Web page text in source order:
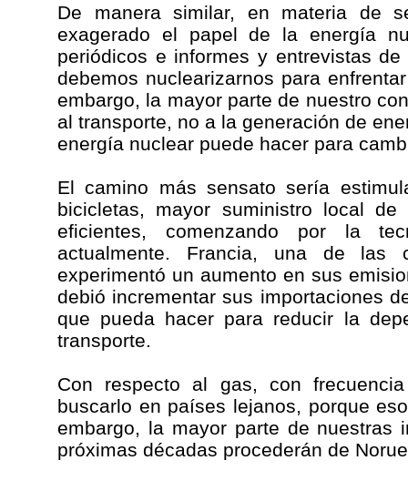
De manera similar, en materia de
exagerado el papel de la energía
periódicos e informes y entrevistas
debemos nuclearizarnos para
embargo, la mayor parte de nuestro
al transporte, no a la generación de
energía nuclear puede hacer para
El camino más sensato sería
bicicletas, mayor suministro local
eficientes, comenzando por la
actualmente. Francia, una de las
experimentó un aumento en sus
debió incrementar sus importaciones
que pueda hacer para reducir la
transporte.
Con respecto al gas, con
buscarlo en países lejanos, porque
embargo, la mayor parte de nuestras
próximas décadas procederán de